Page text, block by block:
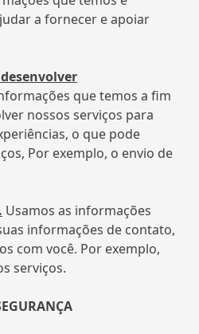
a fornecer e apoiar
que temos a fim
nossos serviços para
o que pode
Por exemplo, o envio de
Usamos as informações
informações de contato,
com você. Por exemplo,
serviços.